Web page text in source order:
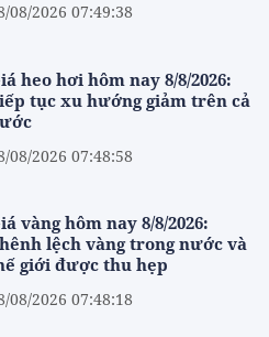
08/2026 07:49:38
heo hơi hôm nay 8/8/2026:
tục xu hướng giảm trên cả
08/2026 07:48:58
vàng hôm nay 8/8/2026:
lệch vàng trong nước và
giới được thu hẹp
08/2026 07:48:18